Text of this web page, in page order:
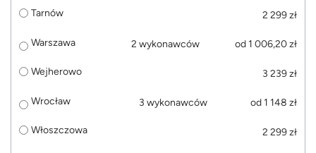
Tarnów 2 299 zł
Warszawa 2 wykonawców od 1 006,20 zł
Wejherowo 3 239 zł
Wrocław 3 wykonawców od 1 148 zł
Włoszczowa 2 299 zł